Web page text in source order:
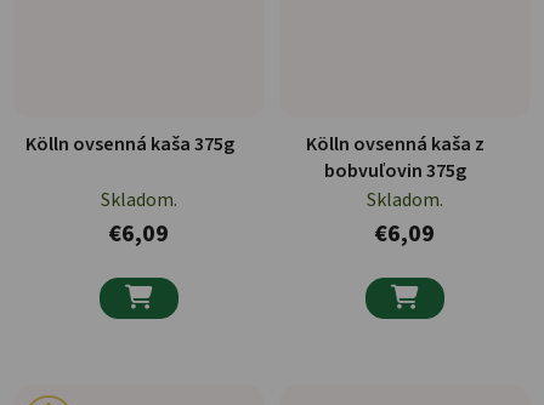
Kölln ovsenná kaša 375g
Skladom.
€6,09

Kölln ovsenná kaša z
bobvuľovin 375g
Skladom.
€6,09
